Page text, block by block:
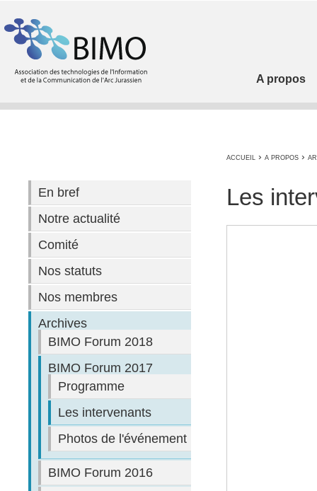
A propos
ACCUEIL › A PROPOS ›
En bref
Notre actualité
Comité
Nos statuts
Nos membres
Archives
BIMO Forum 2018
BIMO Forum 2017
Programme
Les intervenants
Photos de l'événement
BIMO Forum 2016
Les